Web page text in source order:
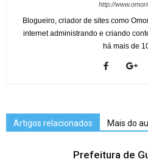
http://
Blogueiro, criador de sites como
internet administrando e criando
há mais de
Artigos relacionados Mais do
Prefeitura de